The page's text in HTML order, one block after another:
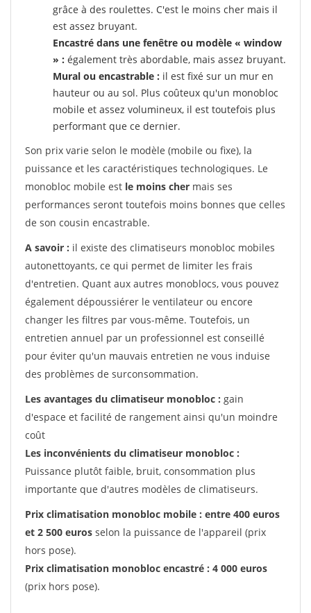
grâce à des roulettes. C'est le moins cher mais il
est assez bruyant.
Encastré dans une fenêtre ou modèle « window
» : également très abordable, mais assez bruyant.
Mural ou encastrable : il est fixé sur un mur en
hauteur ou au sol. Plus coûteux qu'un monobloc
mobile et assez volumineux, il est toutefois plus
performant que ce dernier.
Son prix varie selon le modèle (mobile ou fixe), la
puissance et les caractéristiques technologiques. Le
monobloc mobile est le moins cher mais ses
performances seront toutefois moins bonnes que celles
de son cousin encastrable.
A savoir : il existe des climatiseurs monobloc mobiles
autonettoyants, ce qui permet de limiter les frais
d'entretien. Quant aux autres monoblocs, vous pouvez
également dépoussiérer le ventilateur ou encore
changer les filtres par vous-même. Toutefois, un
entretien annuel par un professionnel est conseillé
pour éviter qu'un mauvais entretien ne vous induise
des problèmes de surconsommation.
Les avantages du climatiseur monobloc : gain
d'espace et facilité de rangement ainsi qu'un moindre
coût
Les inconvénients du climatiseur monobloc :
Puissance plutôt faible, bruit, consommation plus
importante que d'autres modèles de climatiseurs.
Prix climatisation monobloc mobile : entre 400 euros
et 2 500 euros selon la puissance de l'appareil (prix
hors pose).
Prix climatisation monobloc encastré : 4 000 euros
(prix hors pose).